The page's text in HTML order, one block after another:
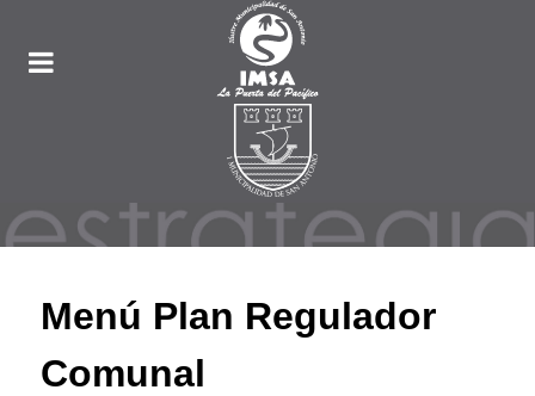
Menú Plan Regulador
Comunal